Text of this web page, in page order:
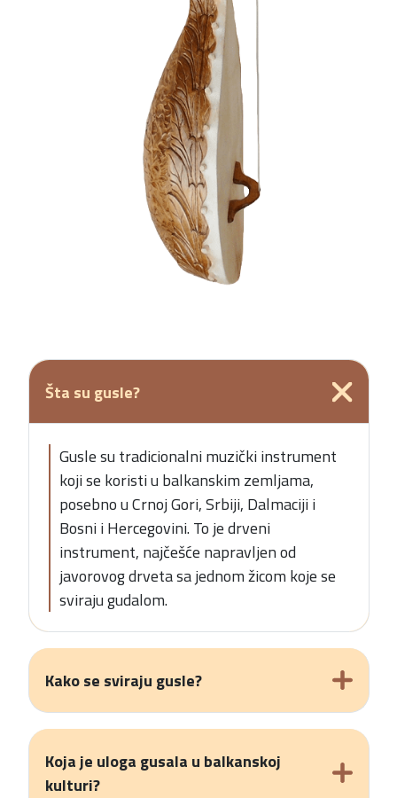
Šta su gusle?
Gusle su tradicionalni muzički instrument
koji se koristi u balkanskim zemljama,
posebno u Crnoj Gori, Srbiji, Dalmaciji i
Bosni i Hercegovini. To je drveni
instrument, najčešće napravljen od
javorovog drveta sa jednom žicom koje se
sviraju gudalom.
Kako se sviraju gusle?
Koja je uloga gusala u balkanskoj
kulturi?